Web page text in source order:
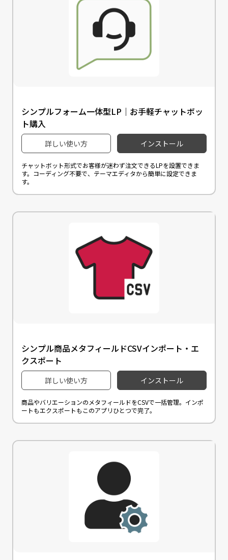
シンプルフォーム一体型LP｜お手軽チャットボッ
ト購入
詳しい使い方 インストール
チャットボット形式でお客様が迷わず注文できるLPを設置できま
す。コーディング不要で、テーマエディタから簡単に設定できま
す。
シンプル商品メタフィールドCSVインポート・エ
クスポート
詳しい使い方 インストール
商品やバリエーションのメタフィールドをCSVで一括管理。インポ
ートもエクスポートもこのアプリひとつで完了。